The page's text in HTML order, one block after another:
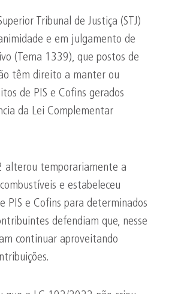
Tribunal de Justiça (STJ)
e em julgamento de
(Tema 1339), que postos de
têm direito a manter ou
de PIS e Cofins gerados
da Lei Complementar
alterou temporariamente a
e estabeleceu
PIS e Cofins para determinados
defendiam que, nesse
continuar aproveitando